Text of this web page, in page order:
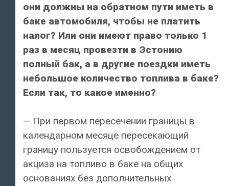
они должны на обратном пути иметь в
баке автомобиля, чтобы не платить
налог? Или они имеют право только 1
раз в месяц провезти в Эстонию
полный бак, а в другие поездки иметь
небольшое количество топлива в баке?
Если так, то какое именно?
— При первом пересечении границы в
календарном месяце пересекающий
границу пользуется освобождением от
акциза на топливо в баке на общих
основаниях без дополнительных